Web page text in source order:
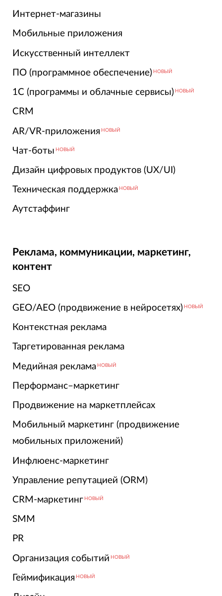
Интернет-магазины
Мобильные приложения
Искусственный интеллект
ПО (программное обеспечение) НОВЫЙ
1С (программы и облачные сервисы) НОВЫЙ
CRM
AR/VR-приложения НОВЫЙ
Чат-боты НОВЫЙ
Дизайн цифровых продуктов (UX/UI)
Техническая поддержка НОВЫЙ
Аутстаффинг
Реклама, коммуникации, маркетинг,
контент
SEO
GEO/AEO (продвижение в нейросетях) НОВЫЙ
Контекстная реклама
Таргетированная реклама
Медийная реклама НОВЫЙ
Перформанс–маркетинг
Продвижение на маркетплейсах
Мобильный маркетинг (продвижение
мобильных приложений)
Инфлюенс-маркетинг
Управление репутацией (ORM)
CRM-маркетинг НОВЫЙ
SMM
PR
Организация событий НОВЫЙ
Геймификация НОВЫЙ